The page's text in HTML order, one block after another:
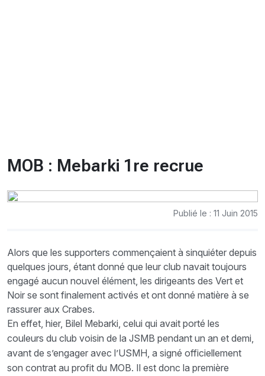
MOB : Mebarki 1re recrue
Publié le : 11 Juin 2015
Alors que les supporters commençaient à sinquiéter depuis
quelques jours, étant donné que leur club navait toujours
engagé aucun nouvel élément, les dirigeants des Vert et
Noir se sont finalement activés et ont donné matière à se
rassurer aux Crabes.
En effet, hier, Bilel Mebarki, celui qui avait porté les
couleurs du club voisin de la JSMB pendant un an et demi,
avant de s’engager avec l’USMH, a signé officiellement
son contrat au profit du MOB. Il est donc la première